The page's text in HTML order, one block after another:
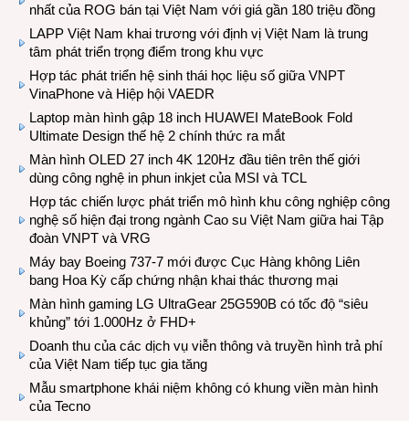
nhất của ROG bán tại Việt Nam với giá gần 180 triệu đồng
LAPP Việt Nam khai trương với định vị Việt Nam là trung
tâm phát triển trọng điểm trong khu vực
Hợp tác phát triển hệ sinh thái học liệu số giữa VNPT
VinaPhone và Hiệp hội VAEDR
Laptop màn hình gập 18 inch HUAWEI MateBook Fold
Ultimate Design thế hệ 2 chính thức ra mắt
Màn hình OLED 27 inch 4K 120Hz đầu tiên trên thế giới
dùng công nghệ in phun inkjet của MSI và TCL
Hợp tác chiến lược phát triển mô hình khu công nghiệp công
nghệ số hiện đại trong ngành Cao su Việt Nam giữa hai Tập
đoàn VNPT và VRG
Máy bay Boeing 737-7 mới được Cục Hàng không Liên
bang Hoa Kỳ cấp chứng nhận khai thác thương mại
Màn hình gaming LG UltraGear 25G590B có tốc độ “siêu
khủng” tới 1.000Hz ở FHD+
Doanh thu của các dịch vụ viễn thông và truyền hình trả phí
của Việt Nam tiếp tục gia tăng
Mẫu smartphone khái niệm không có khung viền màn hình
của Tecno